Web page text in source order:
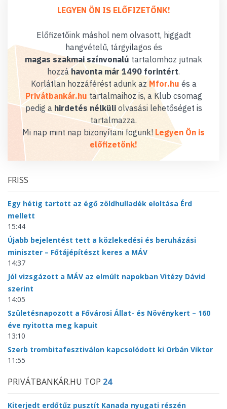
LEGYEN ÖN IS ELŐFIZETŐNK!
Előfizetőink máshol nem olvasott, higgadt
hangvételű, tárgyilagos és
magas szakmai színvonalú tartalomhoz jutnak
hozzáhavonta már 1490 forintért.
Korlátlan hozzáférést adunk az Mfor.hu és a
Privátbankár.hu tartalmaihoz is, a Klub csomag
pedig a hirdetés nélküliolvasási lehetőséget is
tartalmazza.
Mi nap mint nap bizonyítani fogunk! Legyen Ön is
előfizetőnk!
FRISS
Egy hétig tartott az égő zöldhulladék eloltása Érd
mellett
15:44
Újabb bejelentést tett a közlekedési és beruházási
miniszter – Főtájépítészt keres a MÁV
14:37
Jól vizsgázott a MÁV az elmúlt napokban Vitézy Dávid
szerint
14:05
Születésnapozott a Fővárosi Állat- és Növénykert – 160
éve nyitotta meg kapuit
13:10
Szerb trombitafesztiválon kapcsolódott ki Orbán Viktor
11:55
PRIVÁTBANKÁR.HU TOP 24
Kiterjedt erdőtűz pusztít Kanada nyugati részén